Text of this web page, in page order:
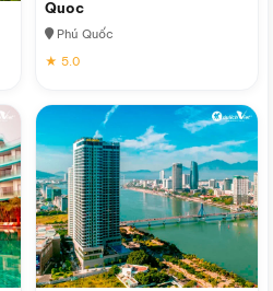
Quoc
Phú Quốc
★ 5.0